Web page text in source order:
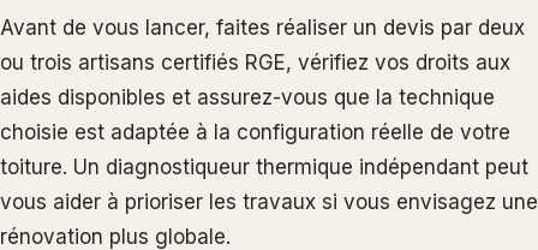
Avant de vous lancer, faites réaliser un devis par deux
ou trois artisans certifiés RGE, vérifiez vos droits aux
aides disponibles et assurez-vous que la technique
choisie est adaptée à la configuration réelle de votre
toiture. Un diagnostiqueur thermique indépendant peut
vous aider à prioriser les travaux si vous envisagez une
rénovation plus globale.